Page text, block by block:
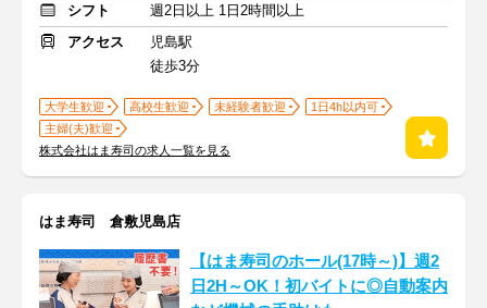
シフト
週2日以上 1日2時間以上
アクセス
児島駅
徒歩3分
大学生歓迎 高校生歓迎 未経験者歓迎
1日4h以内可
主婦(夫)歓迎
株式会社はま寿司の求人一覧を見る
はま寿司 倉敷児島店
【はま寿司のホール(17時～)】週2
日2H～OK！初バイトに◎自動案内